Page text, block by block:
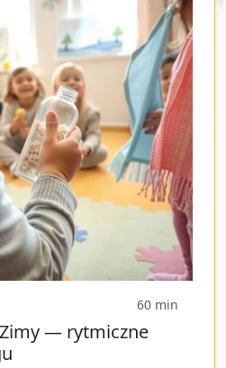
60 min
— rytmiczne